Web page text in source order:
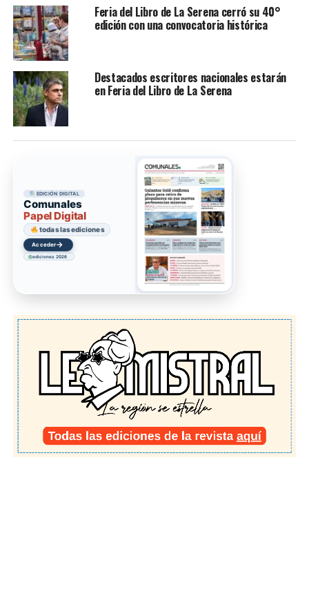
Feria del Libro de La Serena cerró su 40°
edición con una convocatoria histórica
Destacados escritores nacionales estarán
en Feria del Libro de La Serena
EDICIÓN DIGITAL
Comunales
Papel Digital
todas las ediciones
Acceder→
ediciones 2026